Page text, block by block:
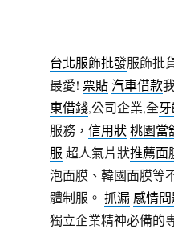
台北服飾批發服飾批
最愛! 票貼汽車借款
東借錢,公司企業,全
服務， 信用狀桃園當
服 超人氣片狀推薦面
泡面膜、韓國面膜等
體制服。 抓漏 感情
獨立企業精神必備的